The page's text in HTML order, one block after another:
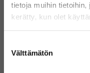
tietoja muihin tietoihin,
kerätty, kun olet
valinta
Välttämätön
Toinen tärkeä ero on,
kun taas prosessoria
Tervetuloa